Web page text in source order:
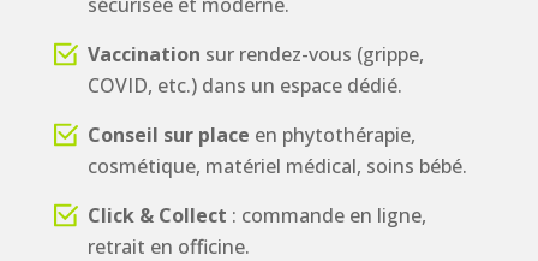
Vaccination sur rendez-vous (grippe,
COVID, etc.) dans un espace dédié.
Conseil sur place en phytothérapie,
cosmétique, matériel médical, soins bébé.
Click & Collect : commande en ligne,
retrait en officine.